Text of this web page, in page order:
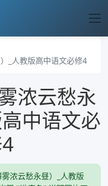
_人教版高中语文必修4
浓云愁永
中语文必
浓云愁永昼）_人教版